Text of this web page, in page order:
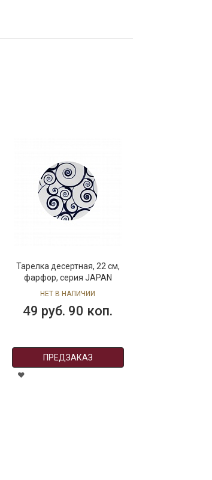
Блюдо овальное, 30х22 см,
фарфор, серия JAPAN
НЕТ В НАЛИЧИИ
207 руб. 90 коп.
ПРЕДЗАКАЗ